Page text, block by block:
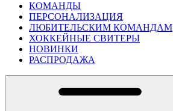
КОМАНДЫ
ПЕРСОНАЛИЗАЦИЯ
ЛЮБИТЕЛЬСКИМ КОМАНДАМ
ХОККЕЙНЫЕ СВИТЕРЫ
НОВИНКИ
РАСПРОДАЖА